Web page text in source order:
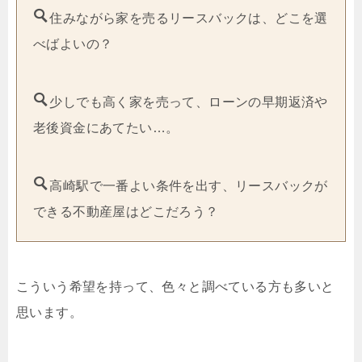
住みながら家を売るリースバックは、どこを選
べばよいの？
少しでも高く家を売って、ローンの早期返済や
老後資金にあてたい…。
高崎駅で一番よい条件を出す、リースバックが
できる不動産屋はどこだろう？
こういう希望を持って、色々と調べている方も多いと
思います。